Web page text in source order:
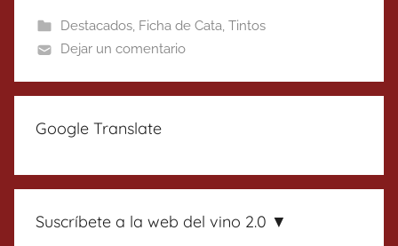
Destacados, Ficha de Cata, Tintos
Dejar un comentario
Google Translate
Suscríbete a la web del vino 2.0 ▼